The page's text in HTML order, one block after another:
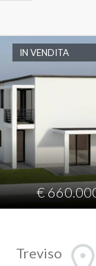
IN VENDITA
€
Treviso